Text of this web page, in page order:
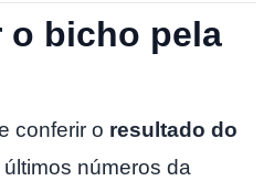
o bicho pela
conferir o resultado do
números da